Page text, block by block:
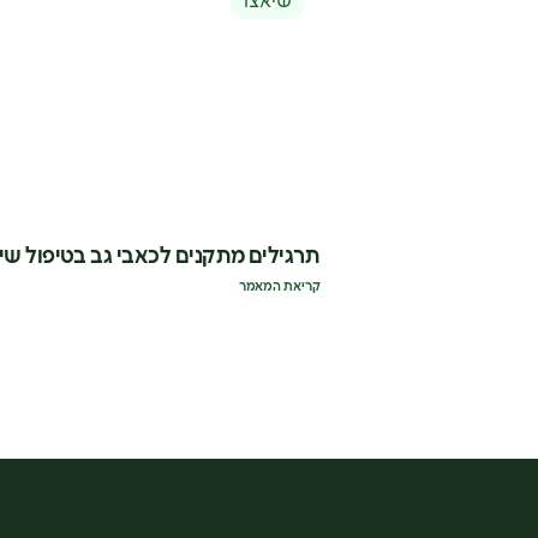
תרגילים מתקנים לכאבי גב בטיפול
קריאת המאמר